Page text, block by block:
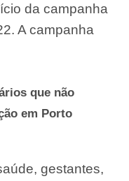
da campanha
A campanha
que não
em Porto
gestantes,